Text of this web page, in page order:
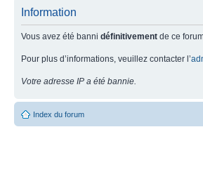
Information
Vous avez été banni définitivement de ce
Pour plus d’informations, veuillez contacter l’
Votre adresse IP a été bannie.
Index du forum